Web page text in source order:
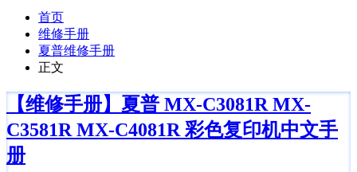
首页
维修手册
夏普维修手册
正文
【维修手册】夏普 MX-C3081R MX-
C3581R MX-C4081R 彩色复印机中文手
册